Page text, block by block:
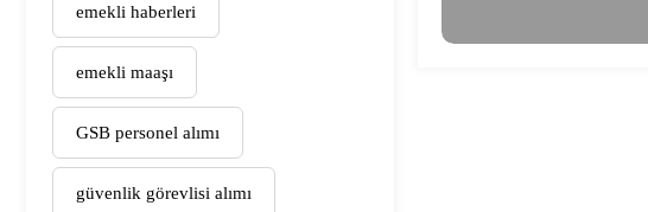
emekli haberleri
emekli maaşı
GSB personel alımı
güvenlik görevlisi alımı